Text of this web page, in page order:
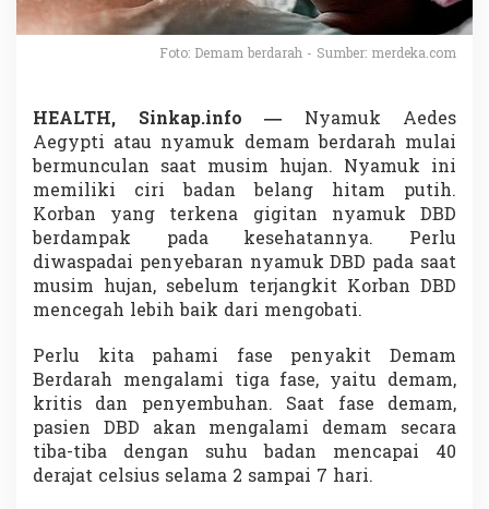
H
u
,
M
e
n
c
e
g
a
h
L
e
b
h
B
a
i
d
a
Foto: Demam berdarah - Sumber: merdeka.com
HEALTH, Sinkap.info — Nyamuk Aedes
Aegypti atau nyamuk demam berdarah mulai
bermunculan saat musim hujan. Nyamuk ini
memiliki ciri badan belang hitam putih.
Korban yang terkena gigitan nyamuk DBD
berdampak pada kesehatannya. Perlu
diwaspadai penyebaran nyamuk DBD pada saat
musim hujan, sebelum terjangkit Korban DBD
mencegah lebih baik dari mengobati.
Perlu kita pahami fase penyakit Demam
Berdarah mengalami tiga fase, yaitu demam,
kritis dan penyembuhan. Saat fase demam,
pasien DBD akan mengalami demam secara
tiba-tiba dengan suhu badan mencapai 40
derajat celsius selama 2 sampai 7 hari.